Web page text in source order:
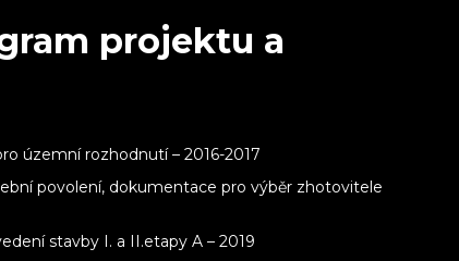
projektu a
územní rozhodnutí – 2016-2017
povolení, dokumentace pro výběr zhotovitele
stavby I. a II.etapy A – 2019